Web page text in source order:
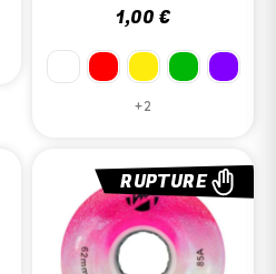
1,00 €
+2
RUPTURE